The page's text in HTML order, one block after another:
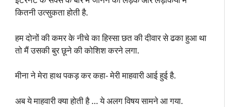
कितनी उत्सुकता होती है.
हम दोनों की कमर के नीचे का हिस्सा छत की दीवार से ढका हुआ था
तो मैं उसकी बुर छूने की कोशिश करने लगा.
मीना ने मेरा हाथ पकड़ कर कहा- मेरी माहवारी आई हुई है.
अब ये माहवारी क्या होती है … ये अलग विषय सामने आ गया.